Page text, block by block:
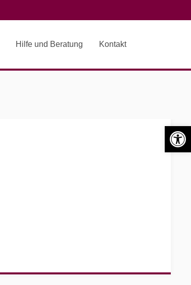
Hilfe und Beratung Kontakt